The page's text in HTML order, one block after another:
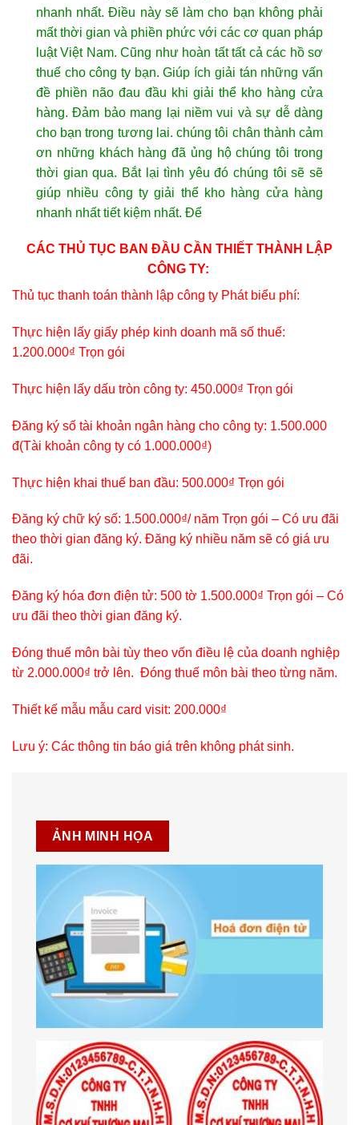
nhanh nhất. Điều này sẽ làm cho bạn không phải
mất thời gian và phiền phức với các cơ quan pháp
luật Việt Nam. Cũng như hoàn tất tất cả các hồ sơ
thuế cho công ty bạn. Giúp ích giải tán những vấn
đề phiền não đau đầu khi giải thể kho hàng cửa
hàng. Đảm bảo mang lại niềm vui và sự dễ dàng
cho bạn trong tương lai. chúng tôi chân thành cảm
ơn những khách hàng đã ủng hộ chúng tôi trong
thời gian qua. Bắt lại tình yêu đó chúng tôi sẽ sẽ
giúp nhiều công ty giải thể kho hàng cửa hàng
nhanh nhất tiết kiệm nhất. Để
CÁC THỦ TỤC BAN ĐẦU CẦN THIẾT THÀNH LẬP
CÔNG TY:
Thủ tục thanh toán thành lập công ty Phát biểu phí:
Thực hiện lấy giấy phép kinh doanh mã số thuế:
1.200.000₫ Trọn gói
Thực hiện lấy dấu tròn công ty: 450.000₫ Trọn gói
Đăng ký số tài khoản ngân hàng cho công ty: 1.500.000
đ(Tài khoản công ty có 1.000.000₫)
Thực hiện khai thuế ban đầu: 500.000₫ Trọn gói
Đăng ký chữ ký số: 1.500.000₫/ năm Trọn gói – Có ưu đãi
theo thời gian đăng ký. Đăng ký nhiều năm sẽ có giá ưu
đãi.
Đăng ký hóa đơn điện tử: 500 tờ 1.500.000₫ Trọn gói – Có
ưu đãi theo thời gian đăng ký.
Đóng thuế môn bài tùy theo vốn điều lệ của doanh nghiệp
từ 2.000.000₫ trở lên. Đóng thuế môn bài theo từng năm.
Thiết kế mẫu mẫu card visit: 200.000₫
Lưu ý: Các thông tin báo giá trên không phát sinh.
ẢNH MINH HỌA